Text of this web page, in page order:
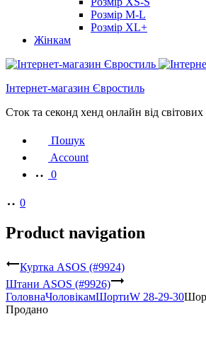
Розмір M-L
Розмір XL+
Жінкам
Інтернет-магазин Євростиль
Сток та секонд хенд онлайн від світових
Пошук
Account
0
0
Product navigation
Куртка ASOS (#9924)
Штани ASOS (#9926)
ГоловнаЧоловікамШортиW 28-29-30
Продано